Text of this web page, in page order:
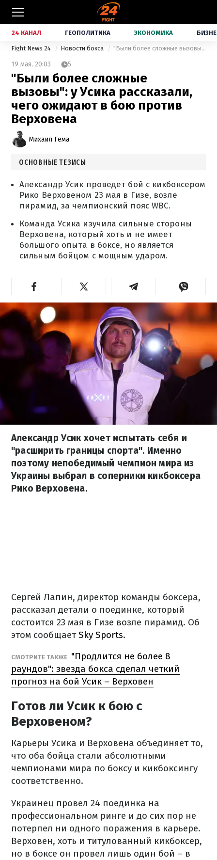
24 КАНАЛ ГЕОПОЛИТИКА ЭКОНОМИКА
Fight News 24 Новости бокса "Были более сложные вызовы": у Усика рассказали, чего ожидают в бою против Верховена
19 мая, 20:03 5
"Были более сложные
вызовы": у Усика рассказали,
чего ожидают в бою против
Верховена
Михаил Гема
ОСНОВНЫЕ ТЕЗИСЫ
Александр Усик проведет бой с кикбоксером
Рико Верховеном 23 мая в Гизе, возле
пирамид, за чемпионский пояс WBC.
Команда Усика изучила сильные стороны
Верховена, который хоть и не имеет
большого опыта в боксе, но является
сильным бойцом с мощным ударом.
Александр Усик хочет испытать себя и
"расширить границы спорта". Именно
поэтому непобедимый чемпион мира из
Украины выбрал в соперники кикбоксера
Рико Верховена.
Сергей Лапин, директор команды боксера,
рассказал детали о поединке, который
состоится 23 мая в Гизе возле пирамид. Об
этом сообщаетSky Sports.
СМОТРИТЕ ТАКЖЕ "Продлится не более 8
раундов": звезда бокса сделал четкий
прогноз на бой Усик – Верховен
Готов ли Усик к бою с
Верховеном?
Карьеры Усика и Верховена объединяет то,
что оба бойца стали абсолютными
чемпионами мира по боксу и кикбоксингу
соответственно.
Украинец провел 24 поединка на
профессиональном ринге и до сих пор не
потерпел ни одного поражения в карьере.
Верховен, хоть и титулованный кикбоксер,
но в боксе он провел лишь один бой – в